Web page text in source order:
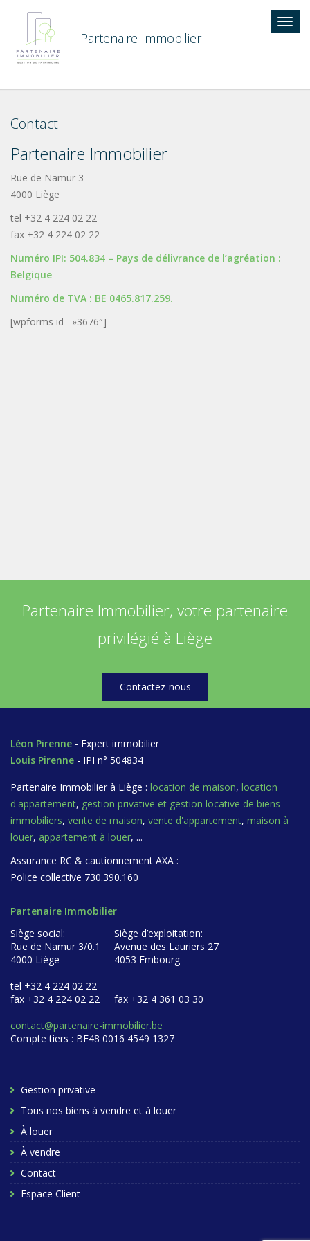
Partenaire Immobilier
Contact
Partenaire Immobilier
Rue de Namur 3
4000 Liège
tel +32 4 224 02 22
fax +32 4 224 02 22
Numéro IPI: 504.834 – Pays de délivrance de l’agréation :
Belgique
Numéro de TVA : BE 0465.817.259.
[wpforms id= »3676″]
Partenaire Immobilier, votre partenaire
privilégié à Liège
Contactez-nous
Léon Pirenne - Expert immobilier
Louis Pirenne - IPI n° 504834
Partenaire Immobilier à Liège : location de maison, location
d'appartement, gestion privative et gestion locative de biens
immobiliers, vente de maison, vente d'appartement, maison à
louer, appartement à louer, ...
Assurance RC & cautionnement AXA :
Police collective 730.390.160
Partenaire Immobilier
Siège social:
Rue de Namur 3/0.1
4000 Liège
tel +32 4 224 02 22
fax +32 4 224 02 22
Siège d’exploitation:
Avenue des Lauriers 27
4053 Embourg
fax +32 4 361 03 30
contact@partenaire-immobilier.be
Compte tiers : BE48 0016 4549 1327
Gestion privative
Tous nos biens à vendre et à louer
À louer
À vendre
Contact
Espace Client